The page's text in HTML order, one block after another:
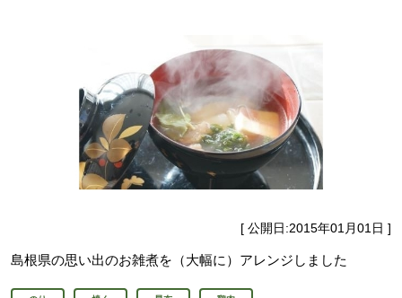
[ 公開日:2015年01月01日 ]
島根県の思い出のお雑煮を（大幅に）アレンジしました